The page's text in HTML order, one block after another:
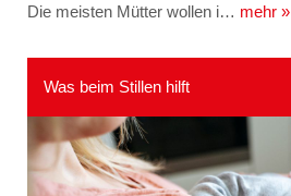
Die meisten Mütter wollen i… mehr »
Was beim Stillen hilft